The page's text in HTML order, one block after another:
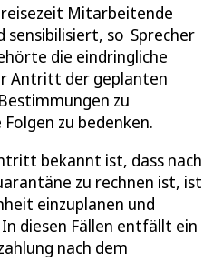
Mitarbeitende
so Sprecher
die eindringliche
Antritt der geplanten
zu
zu bedenken.
bekannt ist, dass nach
zu rechnen ist, ist
einzuplanen und
diesen Fällen entfällt ein
nach dem